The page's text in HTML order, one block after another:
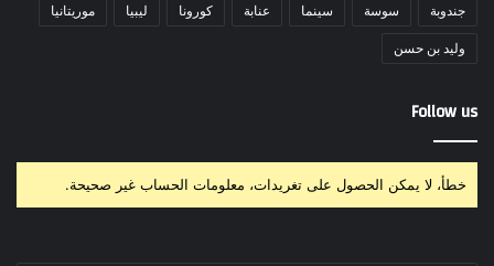
جندوبة سوسة سينما عنابة كورونا ليبيا موريتانيا
وليد بن حسن
Follow us
خطأ، لا يمكن الحصول على تغريدات، معلومات الحساب غير صحيحة.